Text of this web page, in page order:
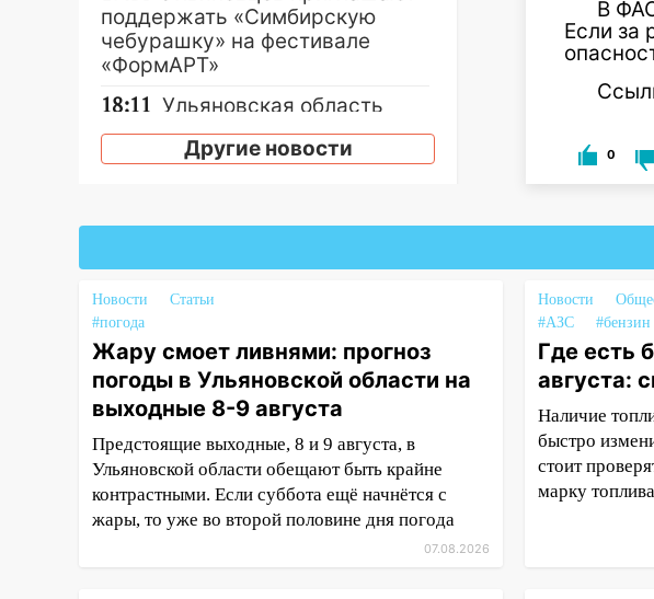
В
Если за
0
поддержать «Симбирскую
чебурашку» на фестивале
«ФормАРТ»
18:11 Ульяновская область
стала пилотным регионом
проекта «Культурное
17:16
больницы поступили шесть
новых аппаратов ИВЛ
16:51
ремонтируют дороги, ставят
остановки и проводят новое
освещение
16:35 В Ульяновске установили
ещё девять бункеров для
крупногабаритного мусора
16:26
В Ульяновске бесплатно
Другие новости
Новости
Статьи
#погода
Жару смоет ливнями: прогноз
погоды в Ульяновской области на
выходные 8-9 августа
Предстоящие выходные, 8 и 9 августа, в
Ульяновской области обещают быть крайне
контрастными. Если суббота ещё начнётся с
жары, то уже во второй половине дня погода
07.08.2026
Новости
#АЗС
#бензин
Где есть
августа:
Наличие
быстро
стоит
марку